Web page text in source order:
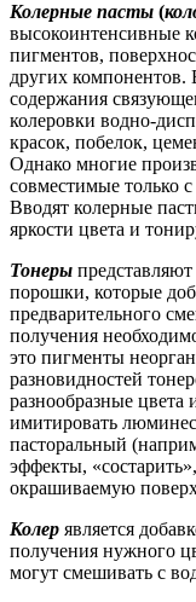
Колерные пасты (
высокоинтенсивные
пигментов,
других компонентов.
содержания
колеровки водно-
красок, побелок,
Однако многие
совместимые только
Вводят колерные
яркости цвета и
Тонеры
порошки, которые
предварительного
получения
это пигменты
разновидностей
разнообразные
имитировать
пасторальный
эффекты,
окрашиваемую
Колер является
получения нужного
могут смешивать с